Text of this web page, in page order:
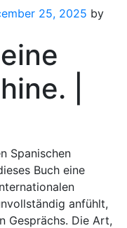
25, 2025 by
|
Spanischen
Buch eine
anfühlt,
Gesprächs. Die Art,